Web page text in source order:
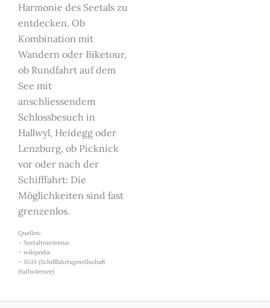
Harmonie des Seetals zu
entdecken. Ob
Kombination mit
Wandern oder Biketour,
ob Rundfahrt auf dem
See mit
anschliessendem
Schlossbesuch in
Hallwyl, Heidegg oder
Lenzburg, ob Picknick
vor oder nach der
Schifffahrt: Die
Möglichkeiten sind fast
grenzenlos.
Quellen:
– Seetaltourismus
– wikipedia
– SGH (Schifffahrtsgesellschaft
Hallwilersee)